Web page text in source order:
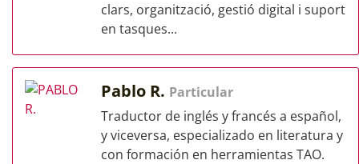
clars, organització, gestió digital i suport
en tasques...
Pablo R. Particular
Traductor de inglés y francés a español,
y viceversa, especializado en literatura y
con formación en herramientas TAO.